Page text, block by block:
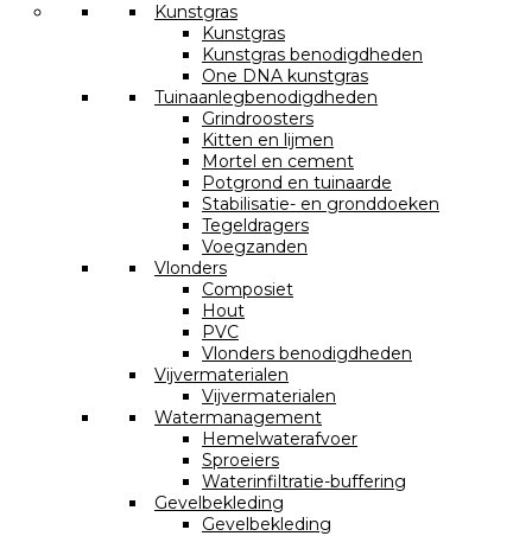
Kunstgras
Kunstgras
Kunstgras benodigdheden
One DNA kunstgras
Tuinaanlegbenodigdheden
Grindroosters
Kitten en lijmen
Mortel en cement
Potgrond en tuinaarde
Stabilisatie- en gronddoeken
Tegeldragers
Voegzanden
Vlonders
Composiet
Hout
PVC
Vlonders benodigdheden
Vijvermaterialen
Vijvermaterialen
Watermanagement
Hemelwaterafvoer
Sproeiers
Waterinfiltratie-buffering
Gevelbekleding
Gevelbekleding